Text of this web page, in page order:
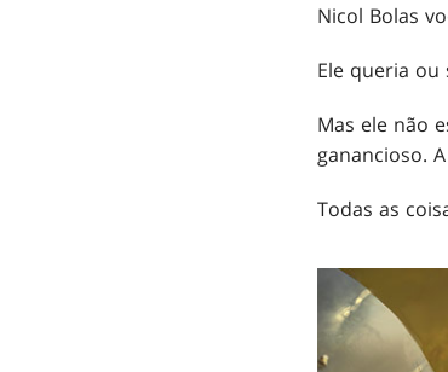
Nicol Bolas
Ele queria
Mas ele não
ganancioso.
Todas as